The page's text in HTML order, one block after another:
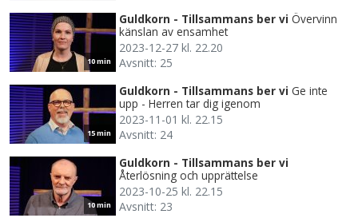
10 min
Guldkorn - Tillsammans ber vi Övervinn
känslan av ensamhet
2023-12-27 kl. 22.20
Avsnitt: 25
15 min
Guldkorn - Tillsammans ber vi Ge inte
upp - Herren tar dig igenom
2023-11-01 kl. 22.15
Avsnitt: 24
10 min
Guldkorn - Tillsammans ber vi
Återlösning och upprättelse
2023-10-25 kl. 22.15
Avsnitt: 23